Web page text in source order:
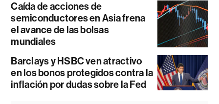
Caída de acciones de
semiconductores en Asia frena
el avance de las bolsas
mundiales
Barclays y HSBC ven atractivo
en los bonos protegidos contra la
inflación por dudas sobre la Fed